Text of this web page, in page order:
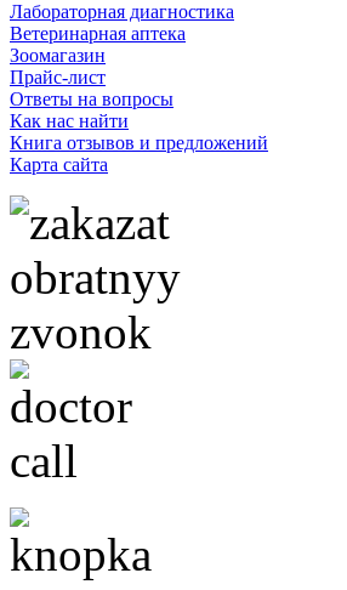
Лабораторная диагностика
Ветеринарная аптека
Зоомагазин
Прайс-лист
Ответы на вопросы
Как нас найти
Книга отзывов и предложений
Карта сайта